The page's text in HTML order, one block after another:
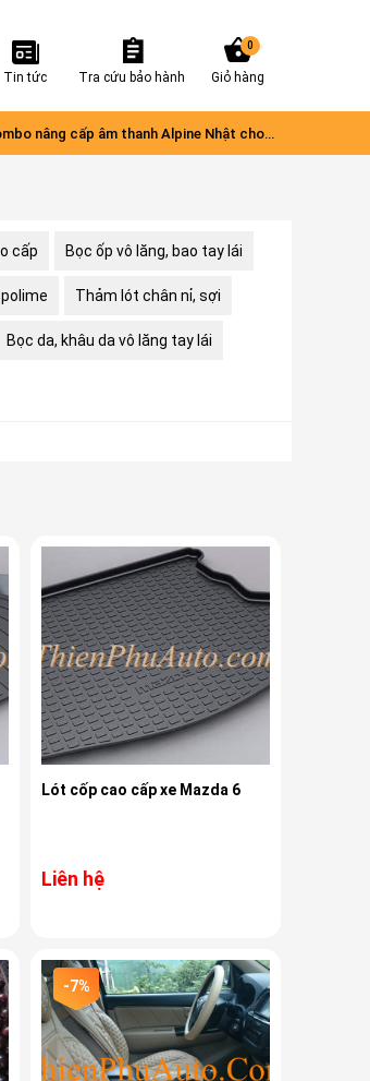
Tin tức Tra cứu bảo hành Giỏ hàng
0
nâng cấp âm thanh Alpine Nhật cho
cấp Bọc ốp vô lăng, bao tay lái
Thảm lót chân nỉ, sợi
Bọc da, khâu da vô lăng tay lái
Lót cốp cao cấp xe Mazda 6
Liên hệ
-7%